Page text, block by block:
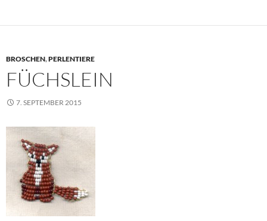
BROSCHEN,PERLENTIERE
FÜCHSLEIN
7. SEPTEMBER 2015